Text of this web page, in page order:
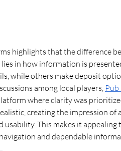
highlights that the difference
in how information is
while others make deposit
among local players, Pub
where clarity was
creating the impression of
usability. This makes it appealing
and dependable